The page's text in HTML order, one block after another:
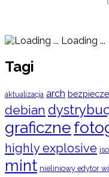
Loading ...
Tagi
aktualizacja arch
debian
graficzne
highly explosive iso
mint nieliniowy edytor